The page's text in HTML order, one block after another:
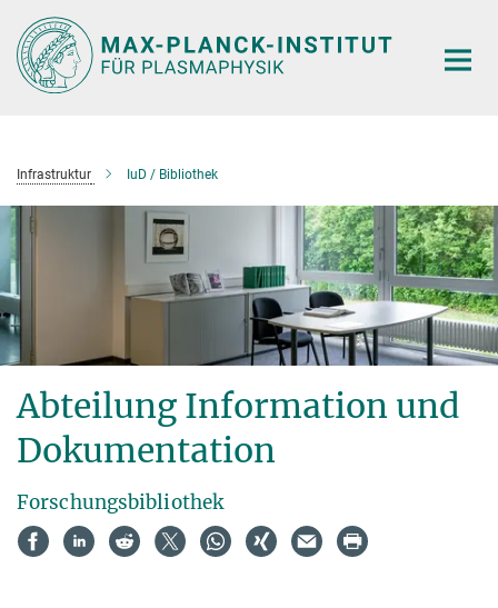
Hauptinhalt
Infrastruktur IuD / Bibliothek
Abteilung Information und
Dokumentation
Forschungsbibliothek